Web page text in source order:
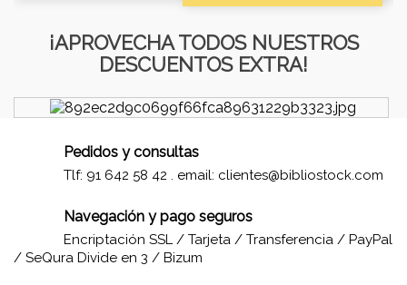
¡APROVECHA TODOS NUESTROS
DESCUENTOS EXTRA!
Pedidos y consultas
Tlf: 91 642 58 42 . email: clientes@bibliostock.com
Navegación y pago seguros
Encriptación SSL / Tarjeta / Transferencia / PayPal
/ SeQura Divide en 3 / Bizum